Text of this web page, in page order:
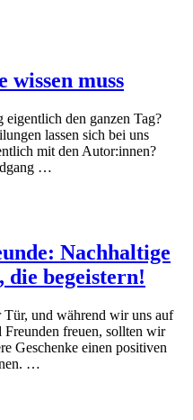
wissen muss
den ganzen Tag?
lassen sich bei uns
mit den Autor:innen?
…
Nachhaltige
die begeistern!
Tür, und während wir uns auf
Freunden freuen, sollten wir
Geschenke einen positiven
…